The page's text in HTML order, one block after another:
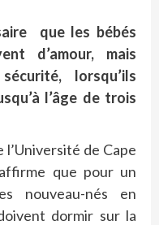
que les bébés
d’amour, mais
lorsqu’ils
l’âge de trois
de Cape
que pour un
nouveau-nés en
dormir sur la